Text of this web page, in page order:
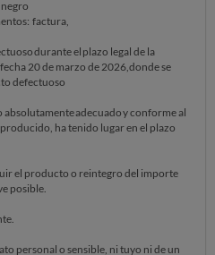
factura,
durante el plazo legal de la
20 de marzo de 2026,donde se
defectuoso
absolutamente adecuado y conforme al
ha tenido lugar en el plazo
el producto o reintegro del importe
posible.
personal o sensible, ni tuyo ni de un